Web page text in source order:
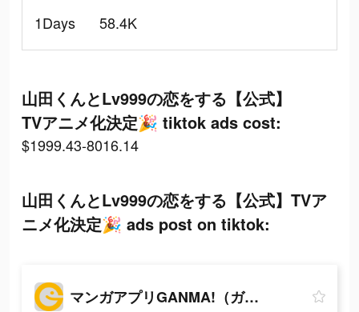
1Days
58.4K
山田くんとLv999の恋をする【公式】
TVアニメ化決定🎉 tiktok ads cost:
$1999.43-8016.14
山田くんとLv999の恋をする【公式】TVア
ニメ化決定🎉 ads post on tiktok:
マンガアプリGANMA!（ガンマ）